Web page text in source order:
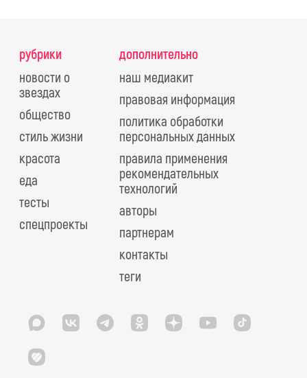
рубрики
новости о
звездах
общество
стиль жизни
красота
еда
тесты
спецпроекты
дополнительно
наш медиакит
правовая информация
политика обработки
персональных данных
правила применения
рекомендательных
технологий
авторы
партнерам
контакты
теги